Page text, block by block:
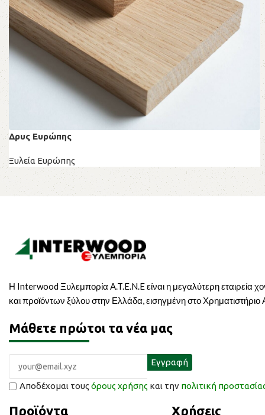
Δρυς Ευρώπης
Ξυλεία Ευρώπης
Η Interwood Ξυλεμπορία A.T.E.N.E είναι η μεγαλύτερη εταιρεία
και προϊόντων ξύλου στην Ελλάδα, εισηγμένη στο
Μάθετε πρώτοι τα νέα μας
Αποδέχομαι τους όρους χρήσης και την πολιτική
Προϊόντα Χρήσεις